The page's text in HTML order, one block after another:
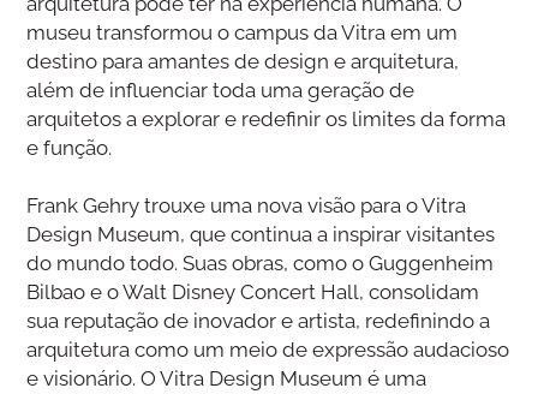
museu transformou o campus da Vitra em um
destino para amantes de design e arquitetura,
além de influenciar toda uma geração de
arquitetos a explorar e redefinir os limites da forma
e função.
Frank Gehry trouxe uma nova visão para o Vitra
Design Museum, que continua a inspirar visitantes
do mundo todo. Suas obras, como o Guggenheim
Bilbao e o Walt Disney Concert Hall, consolidam
sua reputação de inovador e artista, redefinindo a
arquitetura como um meio de expressão audacioso
e visionário. O Vitra Design Museum é uma